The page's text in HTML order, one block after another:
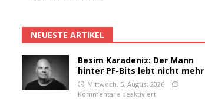
NEUESTE ARTIKEL
Besim Karadeniz: Der Mann
hinter PF-Bits lebt nicht mehr
Mittwoch, 5. August 2026
Kommentare deaktiviert